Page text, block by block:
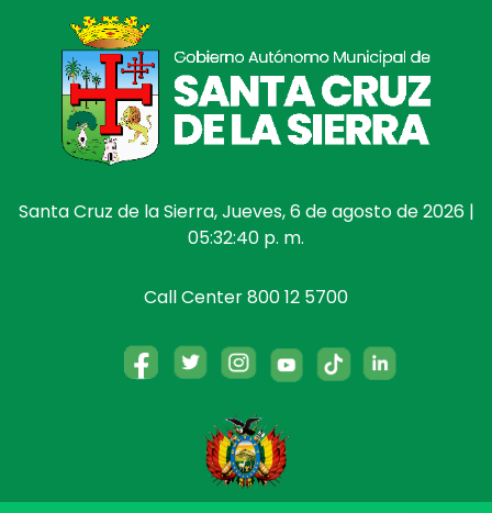
Santa Cruz de la Sierra, Jueves, 6 de agosto de 2026 |
05:32:40 p. m.
Call Center 800 12 5700